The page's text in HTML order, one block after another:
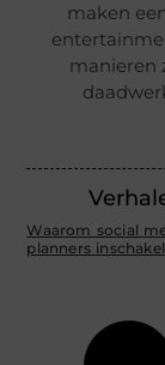
maken
manieren
Waarom social
planners